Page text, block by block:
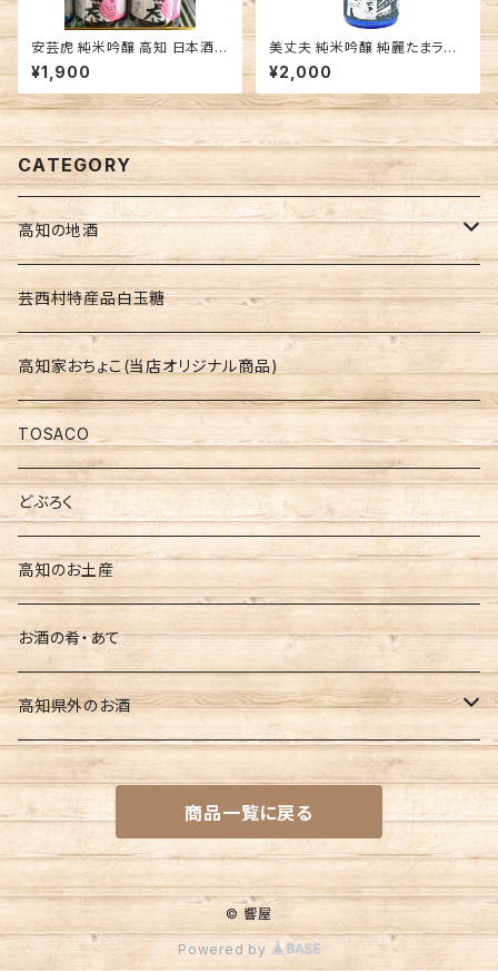
安芸虎 純米吟醸 高知 日本酒 7
20ml
¥1,900
美丈夫 純米吟醸 純麗たまラベ
ル 高知 濱川商店 日本酒 辛口
¥2,000
CATEGORY
高知の地酒
高知の地酒飲みくらべセット
仙頭 しらぎく
安芸虎 玉川 伊太郎
美丈夫
土佐鶴
南 玉ノ井
豊能梅
文佳人
久礼
芸西村特産品白玉糖
高知家おちょこ(当店オリジナル商品)
TOSACO
どぶろく
高知のお土産
お酒の肴・あて
高知県外のお酒
一ノ蔵（宮城県）
名倉山（福島県）
大山（山形県）
商品一覧に戻る
© 響屋
Powered by